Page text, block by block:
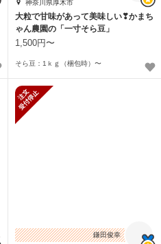
神奈川県厚木市
大粒で甘味があって美味しい❣かまち
ゃん農園の「一寸そら豆」
1,500円〜
そら豆：1ｋｇ（梱包時）〜
鎌田俊幸